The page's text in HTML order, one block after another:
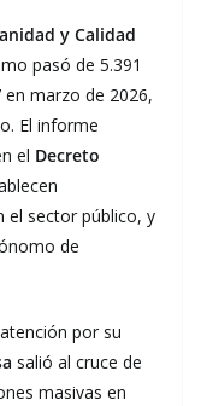
y Calidad
pasó de 5.391
marzo de 2026,
El informe
el Decreto
el sector público, y
de
por su
salió al cruce de
masivas en